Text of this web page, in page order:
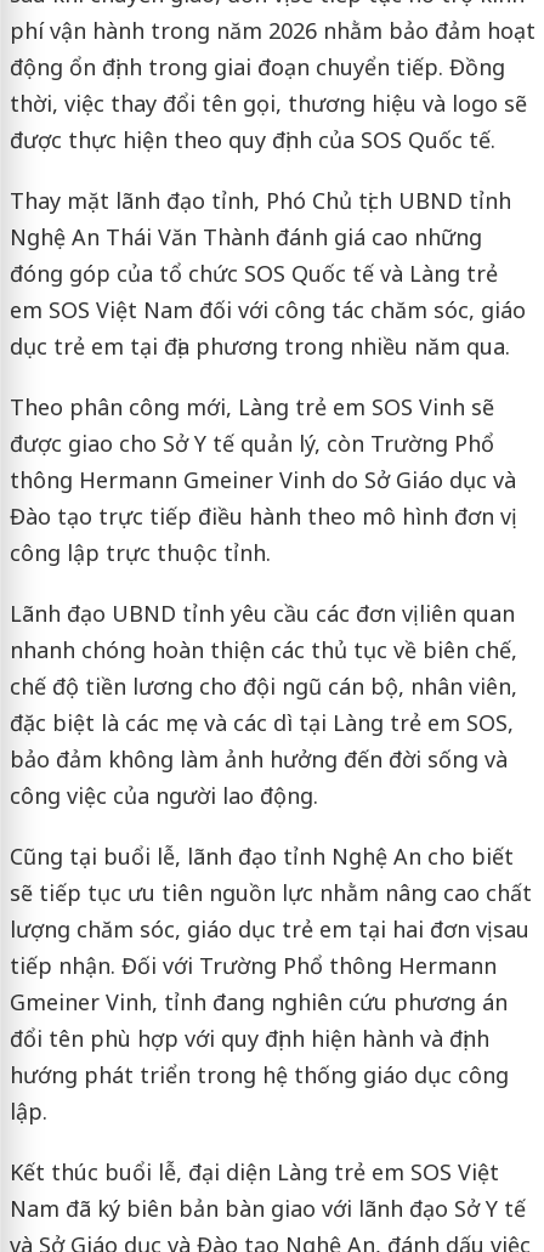
phí vận hành trong năm 2026 nhằm bảo đảm hoạt
động ổn định trong giai đoạn chuyển tiếp. Đồng
thời, việc thay đổi tên gọi, thương hiệu và logo sẽ
được thực hiện theo quy định của SOS Quốc tế.
Thay mặt lãnh đạo tỉnh, Phó Chủ tịch UBND tỉnh
Nghệ An Thái Văn Thành đánh giá cao những
đóng góp của tổ chức SOS Quốc tế và Làng trẻ
em SOS Việt Nam đối với công tác chăm sóc, giáo
dục trẻ em tại địa phương trong nhiều năm qua.
Theo phân công mới, Làng trẻ em SOS Vinh sẽ
được giao cho Sở Y tế quản lý, còn Trường Phổ
thông Hermann Gmeiner Vinh do Sở Giáo dục và
Đào tạo trực tiếp điều hành theo mô hình đơn vị
công lập trực thuộc tỉnh.
Lãnh đạo UBND tỉnh yêu cầu các đơn vị liên quan
nhanh chóng hoàn thiện các thủ tục về biên chế,
chế độ tiền lương cho đội ngũ cán bộ, nhân viên,
đặc biệt là các mẹ và các dì tại Làng trẻ em SOS,
bảo đảm không làm ảnh hưởng đến đời sống và
công việc của người lao động.
Cũng tại buổi lễ, lãnh đạo tỉnh Nghệ An cho biết
sẽ tiếp tục ưu tiên nguồn lực nhằm nâng cao chất
lượng chăm sóc, giáo dục trẻ em tại hai đơn vị sau
tiếp nhận. Đối với Trường Phổ thông Hermann
Gmeiner Vinh, tỉnh đang nghiên cứu phương án
đổi tên phù hợp với quy định hiện hành và định
hướng phát triển trong hệ thống giáo dục công
lập.
Kết thúc buổi lễ, đại diện Làng trẻ em SOS Việt
Nam đã ký biên bản bàn giao với lãnh đạo Sở Y tế
và Sở Giáo dục và Đào tạo Nghệ An, đánh dấu việc